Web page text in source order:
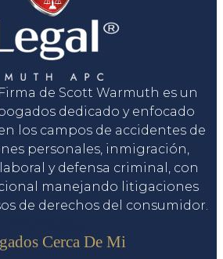
de Scott Warmuth es un
dedicado y enfocado
los campos de accidentes de
personales, inmigración,
y defensa criminal, con
manejando litigaciones
de derechos del consumidor.
Cerca De Mi